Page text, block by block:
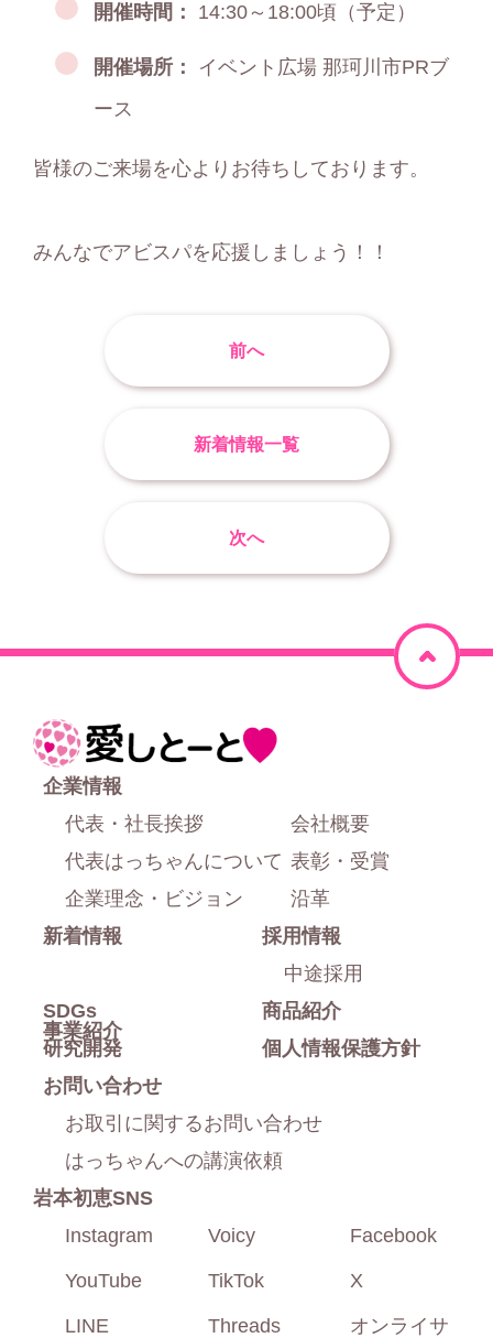
開催時間： 14:30～18:00頃（予定）
開催場所：
イベント広場 那珂川市PRブ
ース
皆様のご来場を心よりお待ちしております。
みんなでアビスパを応援しましょう！！
前へ
新着情報一覧
次へ
ペ
ー
ホ
ー
企業情報
代表・社長挨拶
代表はっちゃんについて
企業理念・ビジョン
会社概要
表彰・受賞
沿革
採用情報
中途採用
事業紹介
商品紹介
研究開発
新着情報
個人情報保護方針
SDGs
お問い合わせ
お取引に関するお問い合わせ
はっちゃんへの講演依頼
岩本初恵SNS
Instagram
Voicy Facebook
YouTube TikTok X
LINE Threads オンライサ